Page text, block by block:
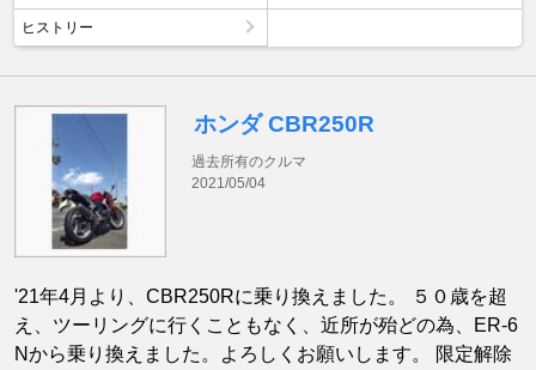
ヒストリー
ホンダ CBR250R
過去所有のクルマ
2021/05/04
'21年4月より、CBR250Rに乗り換えました。 ５０歳を超
え、ツーリングに行くこともなく、近所が殆どの為、ER-6
Nから乗り換えました。よろしくお願いします。 限定解除